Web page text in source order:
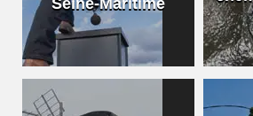
Seine-Maritime